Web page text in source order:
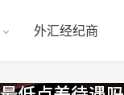
外汇经纪商